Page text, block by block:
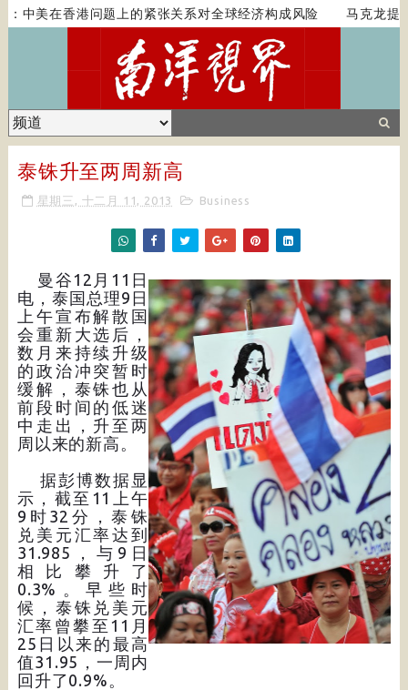
中美在香港问题上的紧张关系对全球经济构成风险 马克龙提
泰铢升至两周新高
星期三, 十二月 11, 2013 Business
曼谷12月11日
电，泰国总理9日
上午宣布解散国
会重新大选后，
数月来持续升级
的政治冲突暂时
缓解，泰铢也从
前段时间的低迷
中走出，升至两
周以来的新高。
据彭博数据显
示，截至11上午
9时32分，泰铢
兑美元汇率达到
31.985，与9日
相比攀升了
0.3%。早些时
候，泰铢兑美元
汇率曾攀至11月
25日以来的最高
值31.95，一周内
回升了0.9%。